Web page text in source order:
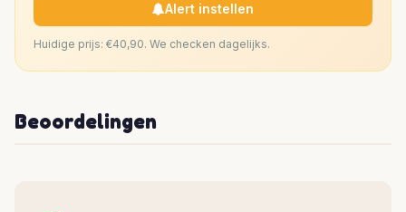
Alert instellen
Huidige prijs: €40,90. We checken dagelijks.
Beoordelingen